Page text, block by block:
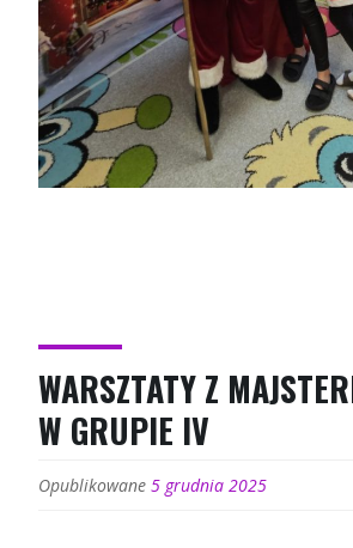
WARSZTATY Z
W GRUPIE IV
Opublikowane 5 grudnia 2025